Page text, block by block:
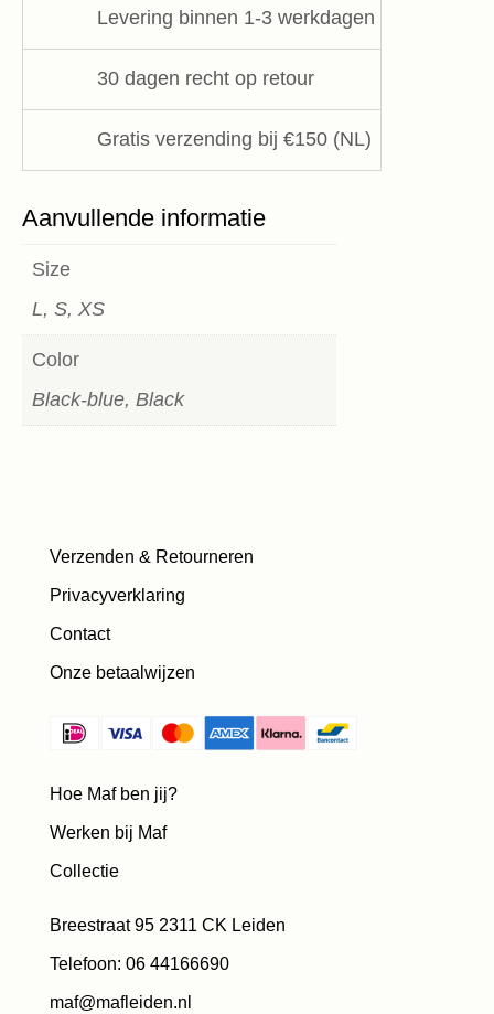
Levering binnen 1-3 werkdagen
30 dagen recht op retour
Gratis verzending bij €150 (NL)
Aanvullende informatie
Size
L, S, XS
Color
Black-blue, Black
Verzenden & Retourneren
Privacyverklaring
Contact
Onze betaalwijzen
Hoe Maf ben jij?
Werken bij Maf
Collectie
Breestraat 95 2311 CK Leiden
Telefoon: 06 44166690
maf@mafleiden.nl